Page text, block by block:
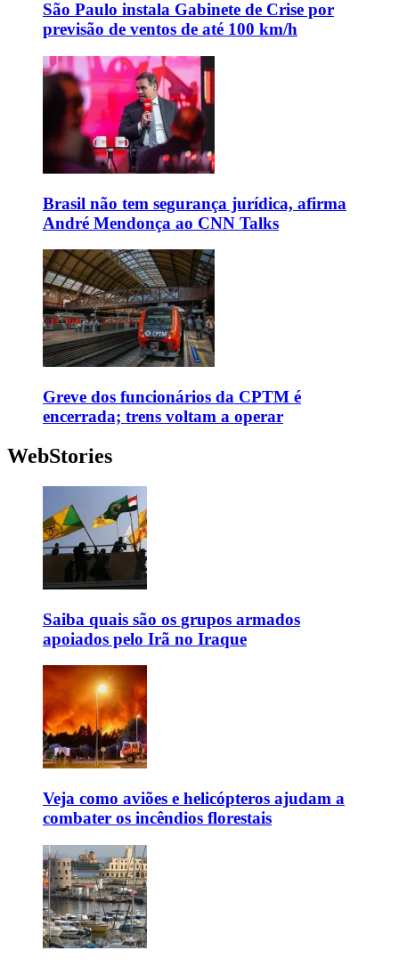
São Paulo instala Gabinete de Crise por
previsão de ventos de até 100 km/h
Brasil não tem segurança jurídica, afirma
André Mendonça ao CNN Talks
Greve dos funcionários da CPTM é
encerrada; trens voltam a operar
WebStories
Saiba quais são os grupos armados
apoiados pelo Irã no Iraque
Veja como aviões e helicópteros ajudam a
combater os incêndios florestais